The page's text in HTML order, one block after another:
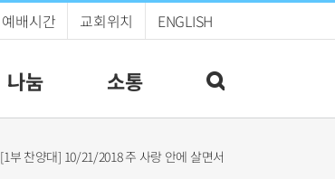
예배시간 교회위치 ENGLISH
나눔 소통
[1부 찬양대] 10/21/2018 주 사랑 안에 살면서